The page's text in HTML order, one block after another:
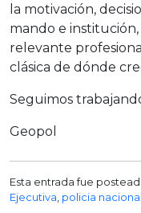
la motivación,
mando e
relevante
clásica de dónde
Seguimos
Geopol
Esta entrada fue
Ejecutiva policia nacional